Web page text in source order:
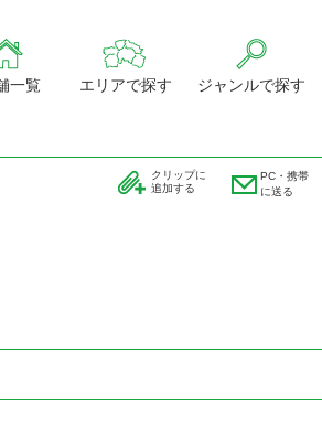
一覧 エリアで探す ジャンルで探す
クリップに
追加する
PC・携帯
に送る